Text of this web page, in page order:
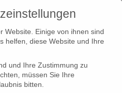
Website. Einige von ihnen sind
helfen, diese Website und Ihre
und Ihre Zustimmung zu
müssen Sie Ihre
bitten.